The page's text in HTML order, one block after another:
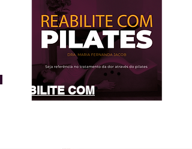
REABILITE COM